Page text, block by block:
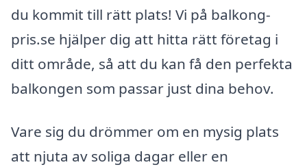
du kommit till rätt plats! Vi på balkong-
pris.se hjälper dig att hitta rätt företag i
ditt område, så att du kan få den perfekta
balkongen som passar just dina behov.
Vare sig du drömmer om en mysig plats
att njuta av soliga dagar eller en